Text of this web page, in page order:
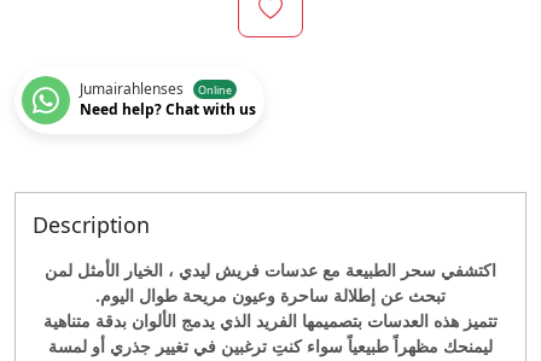
Jumairahlenses Online
Need help? Chat with us
Description
اكتشفي سحر الطبيعة مع عدسات فريش ليدي ، الخيار الأمثل لمن
تبحث عن إطلالة ساحرة وعيون مريحة طوال اليوم.
تتميز هذه العدسات بتصميمها الفريد الذي يدمج الألوان بدقة متناهية
ليمنحك مظهراً طبيعياً سواء كنتِ ترغبين في تغيير جذري أو لمسة